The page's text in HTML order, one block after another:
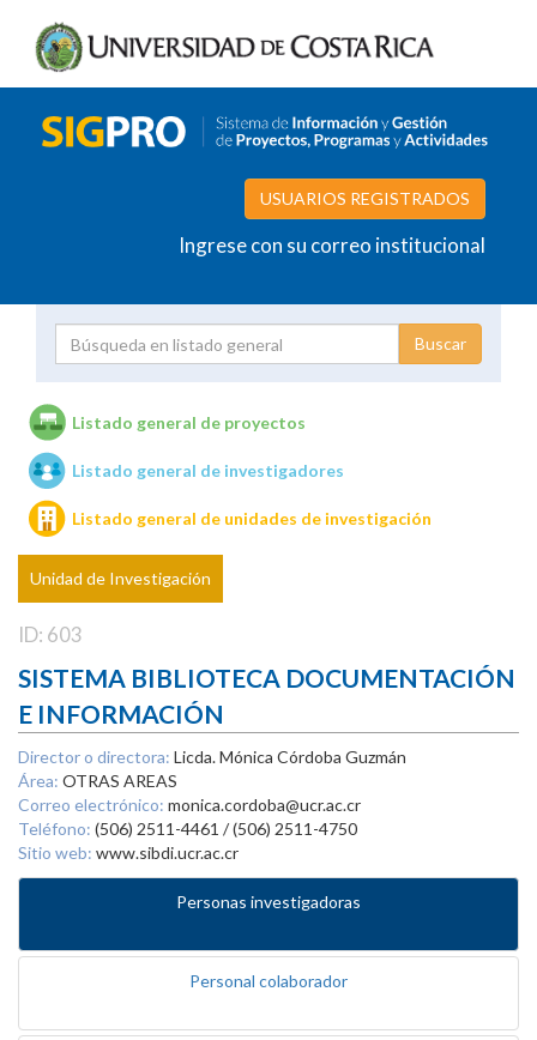
USUARIOS REGISTRADOS
Ingrese con su correo institucional
Unidades de investigación
Listado general de proyectos
Listado general de investigadores
Listado general de unidades de investigación
Unidad de Investigación
ID: 603
SISTEMA BIBLIOTECA DOCUMENTACIÓN
E INFORMACIÓN
Director o directora: Licda. Mónica Córdoba Guzmán
Área: OTRAS AREAS
Correo electrónico: monica.cordoba@ucr.ac.cr
Teléfono: (506) 2511-4461 / (506) 2511-4750
Sitio web: www.sibdi.ucr.ac.cr
Personas investigadoras
Personal colaborador